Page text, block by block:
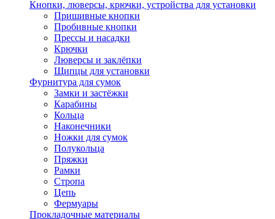
Кнопки, люверсы, крючки, устройства для установки
Пришивные кнопки
Пробивные кнопки
Прессы и насадки
Крючки
Люверсы и заклёпки
Щипцы для установки
Фурнитура для сумок
Замки и застёжки
Карабины
Кольца
Наконечники
Ножки для сумок
Полукольца
Пряжки
Рамки
Стропа
Цепь
Фермуары
Прокладочные материалы